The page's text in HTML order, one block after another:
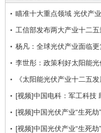
瞄准十大重点领域 光伏产
工信部发布两大产业十二
杨凡：全球光伏产业面临更
李世彤：政策利好太阳能光
《太阳能光伏产业十二五
[视频]中国电科：军工科技
[视频]中国光伏产业“生死劫”
[视频]中国光伏产业“生死